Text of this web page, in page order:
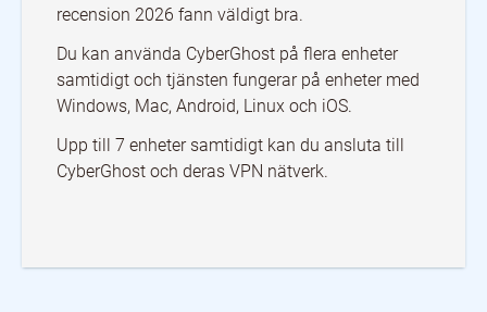
recension 2026 fann väldigt bra.
Du kan använda CyberGhost på flera enheter
samtidigt och tjänsten fungerar på enheter med
Windows, Mac, Android, Linux och iOS.
Upp till 7 enheter samtidigt kan du ansluta till
CyberGhost och deras VPN nätverk.